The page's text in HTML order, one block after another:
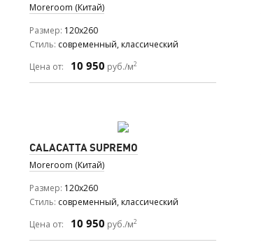
Moreroom (Китай)
Размер 120x260
Стиль современный, классический
Цена от:
10 950 руб./м2
CALACATTA SUPREMO
Moreroom (Китай)
Размер 120x260
Стиль современный, классический
Цена от:
10 950 руб./м2